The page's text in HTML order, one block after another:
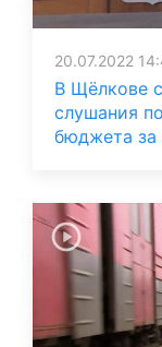
20.07.2022
В Щёлкове
слушания
бюджета за